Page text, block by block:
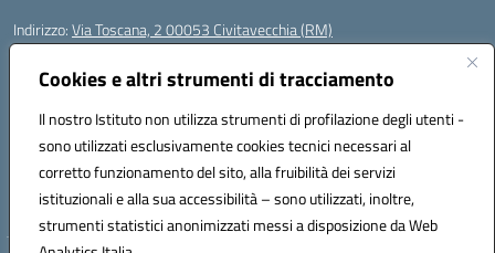
Cookies e altri strumenti di tracciamento
Il nostro Istituto non utilizza strumenti di profilazione degli utenti -
sono utilizzati esclusivamente cookies tecnici necessari al
corretto funzionamento del sito, alla fruibilità dei servizi
istituzionali e alla sua accessibilità – sono utilizzati, inoltre,
strumenti statistici anonimizzati messi a disposizione da Web
Indirizzo:Via Toscana, 2 00053 Civitavecchia (RM)
Centralino:
Posta elettronica certificata (PEC):rmic8b900g@pec.istruzione.it
Codice fiscale: 91038380589
Codice meccanografico:RMIC8B900G
Codice Indice delle Pubbliche Amministrazioni (IPA): istsc_rmic8b900g
Codice unico di fatturazione (CUF): UFP4NO